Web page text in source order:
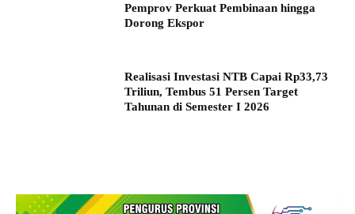
Pemprov Perkuat Pembinaan hingga
Dorong Ekspor
Realisasi Investasi NTB Capai Rp33,73
Triliun, Tembus 51 Persen Target
Tahunan di Semester I 2026